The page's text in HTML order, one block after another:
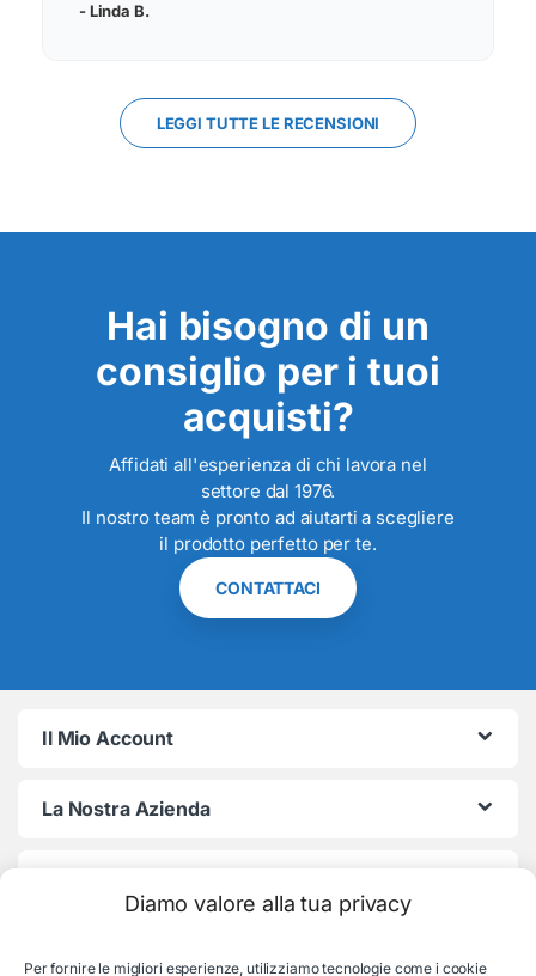
Diamo valore alla tua privacy
Per fornire le migliori esperienze, utilizziamo tecnologie come i cookie
- Linda B.
LEGGI TUTTE LE RECENSIONI
Hai bisogno di un
consiglio per i tuoi
acquisti?
Affidati all'esperienza di chi lavora nel
settore dal 1976.
Il nostro team è pronto ad aiutarti a scegliere
il prodotto perfetto per te.
CONTATTACI
Il Mio Account
La Nostra Azienda